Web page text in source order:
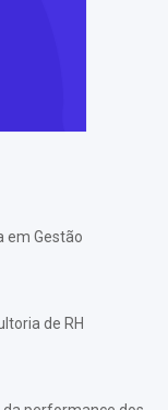
em Gestão
de RH